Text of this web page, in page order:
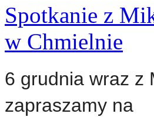
6 grudnia wraz z
zapraszamy na